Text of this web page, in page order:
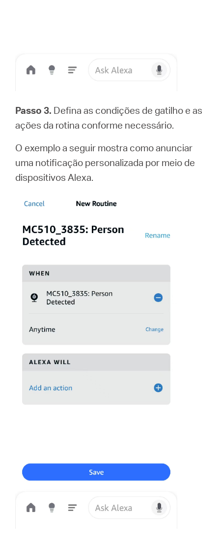
Passo 3. Defina as condições de gatilho e as
ações da rotina conforme necessário.
O exemplo a seguir mostra como anunciar
uma notificação personalizada por meio de
dispositivos Alexa.